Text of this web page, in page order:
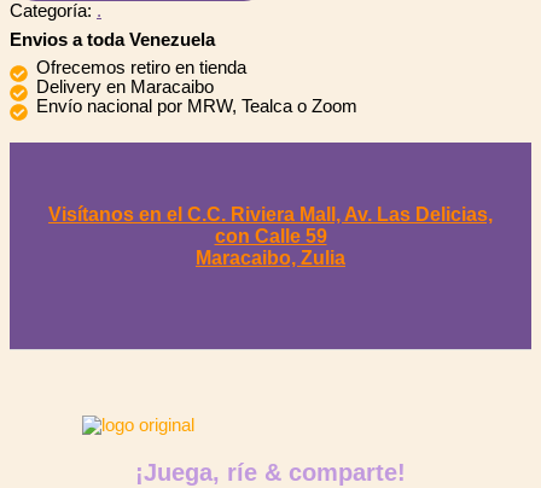
Categoría: .
Envios a toda Venezuela
Ofrecemos retiro en tienda
Delivery en Maracaibo
Envío nacional por MRW, Tealca o Zoom
Visítanos en el C.C. Riviera Mall, Av. Las Delicias,
con Calle 59
Maracaibo, Zulia
¡Juega, ríe & comparte!